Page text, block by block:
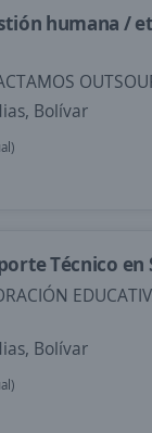
humana /
Bolívar
Técnico en
Bolívar